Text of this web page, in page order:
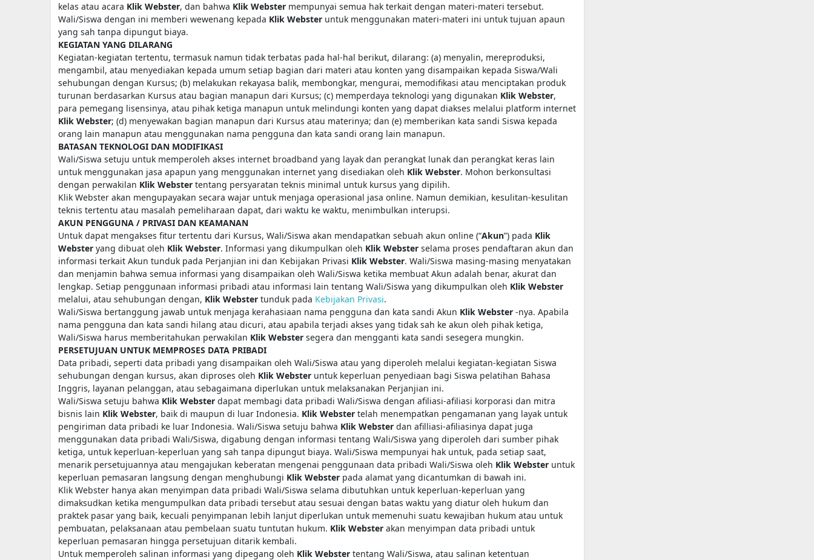
kelas atau acara Klik Webster, dan bahwa Klik Webster mempunyai semua hak terkait dengan materi-materi tersebut.
Wali/Siswa dengan ini memberi wewenang kepada Klik Webster untuk menggunakan materi-materi ini untuk tujuan apaun
yang sah tanpa dipungut biaya.
KEGIATAN YANG DILARANG
Kegiatan-kegiatan tertentu, termasuk namun tidak terbatas pada hal-hal berikut, dilarang: (a) menyalin, mereproduksi,
mengambil, atau menyediakan kepada umum setiap bagian dari materi atau konten yang disampaikan kepada Siswa/Wali
sehubungan dengan Kursus; (b) melakukan rekayasa balik, membongkar, mengurai, memodifikasi atau menciptakan produk
turunan berdasarkan Kursus atau bagian manapun dari Kursus; (c) memperdaya teknologi yang digunakan Klik Webster,
para pemegang lisensinya, atau pihak ketiga manapun untuk melindungi konten yang dapat diakses melalui platform internet
Klik Webster; (d) menyewakan bagian manapun dari Kursus atau materinya; dan (e) memberikan kata sandi Siswa kepada
orang lain manapun atau menggunakan nama pengguna dan kata sandi orang lain manapun.
BATASAN TEKNOLOGI DAN MODIFIKASI
Wali/Siswa setuju untuk memperoleh akses internet broadband yang layak dan perangkat lunak dan perangkat keras lain
untuk menggunakan jasa apapun yang menggunakan internet yang disediakan oleh Klik Webster. Mohon berkonsultasi
dengan perwakilan Klik Webster tentang persyaratan teknis minimal untuk kursus yang dipilih.
Klik Webster akan mengupayakan secara wajar untuk menjaga operasional jasa online. Namun demikian, kesulitan-kesulitan
teknis tertentu atau masalah pemeliharaan dapat, dari waktu ke waktu, menimbulkan interupsi.
AKUN PENGGUNA / PRIVASI DAN KEAMANAN
Untuk dapat mengakses fitur tertentu dari Kursus, Wali/Siswa akan mendapatkan sebuah akun online (“Akun”) pada Klik
Webster yang dibuat oleh Klik Webster. Informasi yang dikumpulkan oleh Klik Webster selama proses pendaftaran akun dan
informasi terkait Akun tunduk pada Perjanjian ini dan Kebijakan Privasi Klik Webster. Wali/Siswa masing-masing menyatakan
dan menjamin bahwa semua informasi yang disampaikan oleh Wali/Siswa ketika membuat Akun adalah benar, akurat dan
lengkap. Setiap penggunaan informasi pribadi atau informasi lain tentang Wali/Siswa yang dikumpulkan oleh Klik Webster
melalui, atau sehubungan dengan, Klik Webster tunduk pada Kebijakan Privasi.
Wali/Siswa bertanggung jawab untuk menjaga kerahasiaan nama pengguna dan kata sandi Akun Klik Webster -nya. Apabila
nama pengguna dan kata sandi hilang atau dicuri, atau apabila terjadi akses yang tidak sah ke akun oleh pihak ketiga,
Wali/Siswa harus memberitahukan perwakilan Klik Webster segera dan mengganti kata sandi sesegera mungkin.
PERSETUJUAN UNTUK MEMPROSES DATA PRIBADI
Data pribadi, seperti data pribadi yang disampaikan oleh Wali/Siswa atau yang diperoleh melalui kegiatan-kegiatan Siswa
sehubungan dengan kursus, akan diproses oleh Klik Webster untuk keperluan penyediaan bagi Siswa pelatihan Bahasa
Inggris, layanan pelanggan, atau sebagaimana diperlukan untuk melaksanakan Perjanjian ini.
Wali/Siswa setuju bahwa Klik Webster dapat membagi data pribadi Wali/Siswa dengan afiliasi-afiliasi korporasi dan mitra
bisnis lain Klik Webster, baik di maupun di luar Indonesia. Klik Webster telah menempatkan pengamanan yang layak untuk
pengiriman data pribadi ke luar Indonesia. Wali/Siswa setuju bahwa Klik Webster dan afilliasi-afiliasinya dapat juga
menggunakan data pribadi Wali/Siswa, digabung dengan informasi tentang Wali/Siswa yang diperoleh dari sumber pihak
ketiga, untuk keperluan-keperluan yang sah tanpa dipungut biaya. Wali/Siswa mempunyai hak untuk, pada setiap saat,
menarik persetujuannya atau mengajukan keberatan mengenai penggunaan data pribadi Wali/Siswa oleh Klik Webster untuk
keperluan pemasaran langsung dengan menghubungi Klik Webster pada alamat yang dicantumkan di bawah ini.
Klik Webster hanya akan menyimpan data pribadi Wali/Siswa selama dibutuhkan untuk keperluan-keperluan yang
dimaksudkan ketika mengumpulkan data pribadi tersebut atau sesuai dengan batas waktu yang diatur oleh hukum dan
praktek pasar yang baik, kecuali penyimpanan lebih lanjut diperlukan untuk memenuhi suatu kewajiban hukum atau untuk
pembuatan, pelaksanaan atau pembelaan suatu tuntutan hukum. Klik Webster akan menyimpan data pribadi untuk
keperluan pemasaran hingga persetujuan ditarik kembali.
Untuk memperoleh salinan informasi yang dipegang oleh Klik Webster tentang Wali/Siswa, atau salinan ketentuan